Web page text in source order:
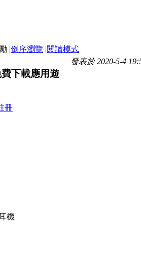
|倒序瀏覽 |閱讀模式
發表於 2020-5-4
下載應用遊
冊
機